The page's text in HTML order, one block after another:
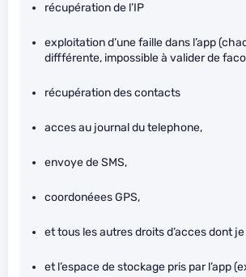
récupération de l’IP
exploitation d’une faille dans l’app
diffférente, impossible à valider de
récupération des contacts
acces au journal du telephone,
envoye de SMS,
coordonéees GPS,
et tous les autres droits d’acces dont je
et l’espace de stockage pris par l’app